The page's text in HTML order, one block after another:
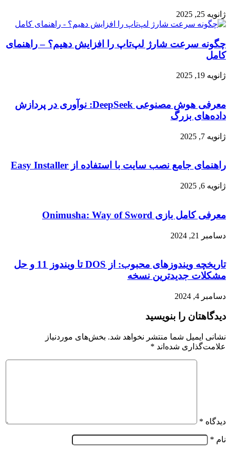
ژانویه 25, 2025
چگونه سرعت شارژ لپ‌تاپ را افزایش دهیم؟ – راهنمای
کامل
ژانویه 19, 2025
معرفی هوش مصنوعی DeepSeek: نوآوری در پردازش
داده‌های بزرگ
ژانویه 7, 2025
راهنمای جامع نصب سایت با استفاده از Easy Installer
ژانویه 6, 2025
معرفی کامل بازی Onimusha: Way of Sword
دسامبر 21, 2024
تاریخچه ویندوزهای محبوب: از DOS تا ویندوز 11 و حل
مشکلات جدیدترین نسخه
دسامبر 4, 2024
دیدگاهتان را بنویسید
نشانی ایمیل شما منتشر نخواهد شد. بخش‌های موردنیاز
علامت‌گذاری شده‌اند *
دیدگاه *
نام *